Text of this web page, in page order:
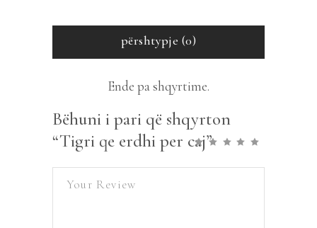
përshtypje (0)
Ende pa shqyrtime.
Bëhuni i pari që shqyrton
“Tigri qe erdhi per caj”